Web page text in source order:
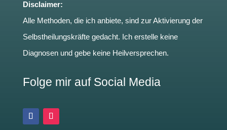
Disclaimer:
Alle Methoden, die ich anbiete, sind zur Aktivierung der
Selbstheilungskräfte gedacht. Ich erstelle keine
Diagnosen und gebe keine Heilversprechen.
Folge mir auf Social Media